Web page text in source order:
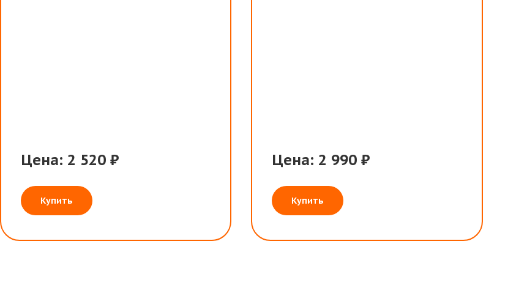
Цена: 2 520 ₽
Купить
Цена: 2 990 ₽
Купить